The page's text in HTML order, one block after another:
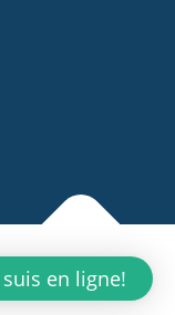
en ligne!